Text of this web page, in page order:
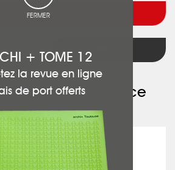
Voir l'architecte
ayant participé à ce
ENERGIES CONCEPT
FERMER
+ TOME 12
la revue en ligne
de port offerts